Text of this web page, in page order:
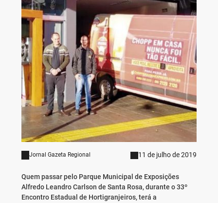
Jornal Gazeta Regional 11 de julho de 2019
Quem passar pelo Parque Municipal de Exposições
Alfredo Leandro Carlson de Santa Rosa, durante o 33º
Encontro Estadual de Hortigranjeiros, terá a